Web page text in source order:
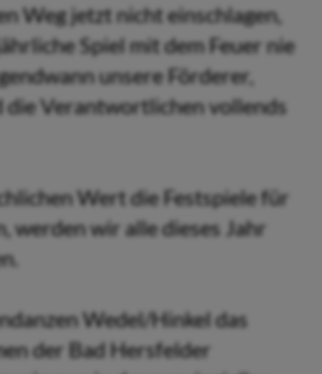
Weg jetzt nicht einschlagen,
Spiel mit dem Feuer nie
unsere Förderer,
die Verantwortlichen vollends
Wert die Festspiele für
werden wir alle dieses Jahr
Wedel/Hinkel das
der Bad Hersfelder